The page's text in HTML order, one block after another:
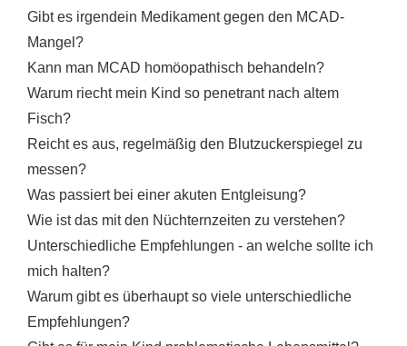
Gibt es irgendein Medikament gegen den MCAD-
Mangel?
Kann man MCAD homöopathisch behandeln?
Warum riecht mein Kind so penetrant nach altem
Fisch?
Reicht es aus, regelmäßig den Blutzuckerspiegel zu
messen?
Was passiert bei einer akuten Entgleisung?
Wie ist das mit den Nüchternzeiten zu verstehen?
Unterschiedliche Empfehlungen - an welche sollte ich
mich halten?
Warum gibt es überhaupt so viele unterschiedliche
Empfehlungen?